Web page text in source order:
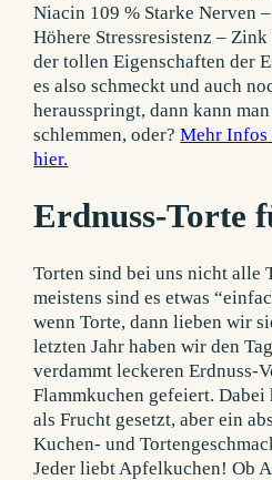
Niacin 109 % Starke Nerven
Höhere Stressresistenz –
der tollen Eigenschaften der
es also schmeckt und auch
herausspringt, dann kann
schlemmen, oder?Mehr Infos
hier.
Erdnuss-Torte
Torten sind bei uns nicht alle
meistens sind es etwas
wenn Torte, dann lieben wir
letzten Jahr haben wir den
verdammt leckeren Erdnuss-
Flammkuchen gefeiert.
als Frucht gesetzt, aber ein
Kuchen- und
Jeder liebt Apfelkuchen! Ob